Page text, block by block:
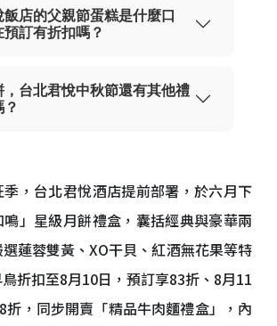
飯店的父親節蛋糕是什麼口
預訂有折扣嗎？
，台北君悅中秋節還有其他禮
，台北君悅酒店提前部署，於六月下
」星級月餅禮盒，囊括經典與豪華兩
蓮蓉雙黃、XO干貝、紅酒無花果等特
折扣至8月10日，預訂享83折、8月11
折，同步開賣「精品牛肉麵禮盒」，內